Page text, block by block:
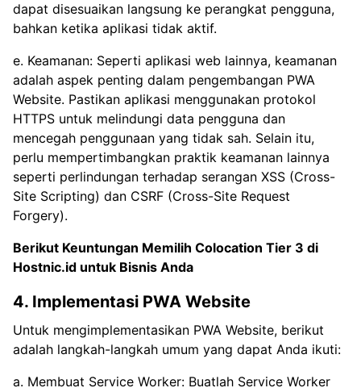
dapat disesuaikan langsung ke perangkat pengguna,
bahkan ketika aplikasi tidak aktif.
e. Keamanan: Seperti aplikasi web lainnya, keamanan
adalah aspek penting dalam pengembangan PWA
Website. Pastikan aplikasi menggunakan protokol
HTTPS untuk melindungi data pengguna dan
mencegah penggunaan yang tidak sah. Selain itu,
perlu mempertimbangkan praktik keamanan lainnya
seperti perlindungan terhadap serangan XSS (Cross-
Site Scripting) dan CSRF (Cross-Site Request
Forgery).
Berikut Keuntungan Memilih Colocation Tier 3 di
Hostnic.id untuk Bisnis Anda
4. Implementasi PWA Website
Untuk mengimplementasikan PWA Website, berikut
adalah langkah-langkah umum yang dapat Anda ikuti:
a. Membuat Service Worker: Buatlah Service Worker